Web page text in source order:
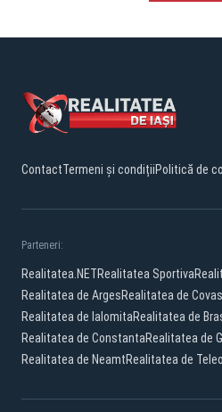
ContactTermeni și condițiiPolitică de
Parteneri:
Realitatea.NETRealitatea Sportiva
Realitatea de ArgesRealitatea de
Realitatea de IalomitaRealitatea de
Realitatea de ConstantaRealitatea de
Realitatea de NeamtRealitatea de